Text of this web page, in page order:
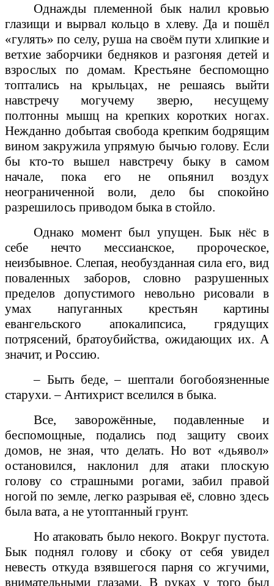
Однажды племенной бык налил кровью
глазищи и вырвал кольцо в хлеву. Да и пошёл
«гулять» по селу, руша на своём пути хлипкие и
ветхие заборчики бедняков и разгоняя детей и
взрослых по домам. Крестьяне беспомощно
топтались на крыльцах, не решаясь выйти
навстречу могучему зверю, несущему
полтонны мышц на крепких коротких ногах.
Нежданно добытая свобода крепким бодрящим
вином закружила упрямую бычью голову. Если
бы кто-то вышел навстречу быку в самом
начале, пока его не опьянил воздух
неограниченной воли, дело бы спокойно
разрешилось приводом быка в стойло.
Однако момент был упущен. Бык нёс в
себе нечто мессианское, пророческое,
неизбывное. Слепая, необузданная сила его, вид
поваленных заборов, словно разрушенных
пределов допустимого невольно рисовали в
умах напуганных крестьян картины
евангельского апокалипсиса, грядущих
потрясений, братоубийства, ожидающих их. А
значит, и Россию.
– Быть беде, – шептали богобоязненные
старухи. – Антихрист вселился в быка.
Все, заворожённые, подавленные и
беспомощные, подались под защиту своих
домов, не зная, что делать. Но вот «дьявол»
остановился, наклонил для атаки плоскую
голову со страшными рогами, забил правой
ногой по земле, легко разрывая её, словно здесь
была вата, а не утоптанный грунт.
Но атаковать было некого. Вокруг пустота.
Бык поднял голову и сбоку от себя увидел
невесть откуда взявшегося парня со жгучими,
внимательными глазами. В руках у того был